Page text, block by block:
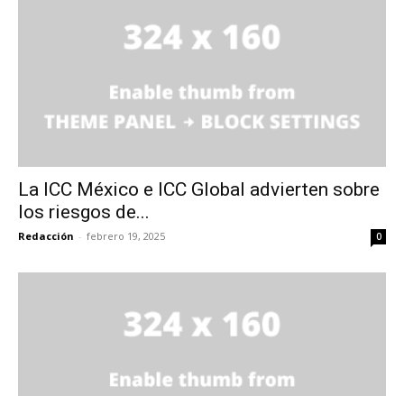
La ICC México e ICC Global advierten sobre
los riesgos de...
Redacción - febrero 19, 2025 0